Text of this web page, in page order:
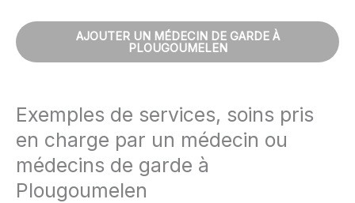
AJOUTER UN MÉDECIN DE GARDE À
PLOUGOUMELEN
Exemples de services, soins pris
en charge par un médecin ou
médecins de garde à
Plougoumelen